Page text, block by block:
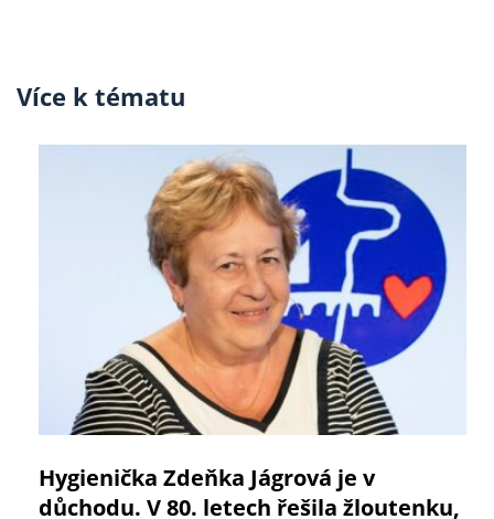
Více k tématu
Hygienička Zdeňka Jágrová je v
důchodu. V 80. letech řešila žloutenku,